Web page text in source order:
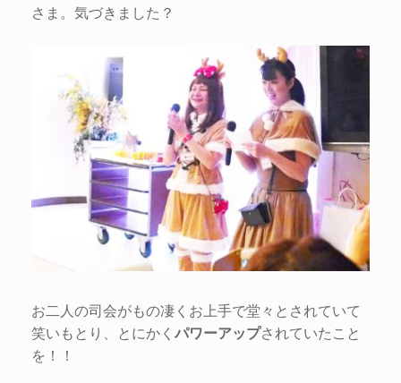
さま。気づきました？
お二人の司会がもの凄くお上手で堂々とされていて
笑いもとり、とにかく パワーアップされていたこと
を！！